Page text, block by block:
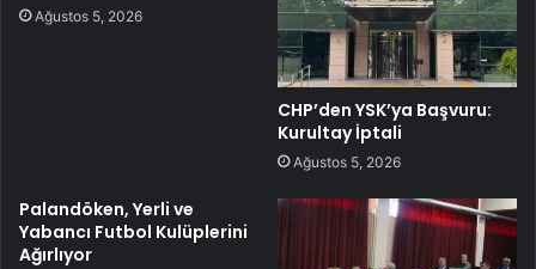
Ağustos 5, 2026
CHP’den YSK’ya Başvuru:
Kurultay İptali
Ağustos 5, 2026
Palandöken, Yerli ve
Yabancı Futbol Kulüplerini
Ağırlıyor